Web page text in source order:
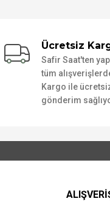
Ücretsiz
Safir Saat'ten
tüm
Kargo ile
gönderim